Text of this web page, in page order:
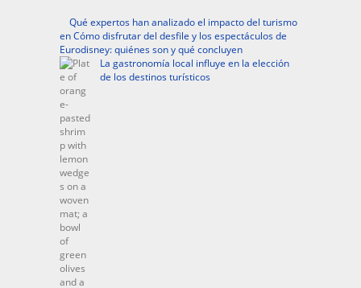
Qué expertos han analizado el impacto del turismo
en Cómo disfrutar del desfile y los espectáculos de
Eurodisney: quiénes son y qué concluyen
La gastronomía local influye en la elección
de los destinos turísticos